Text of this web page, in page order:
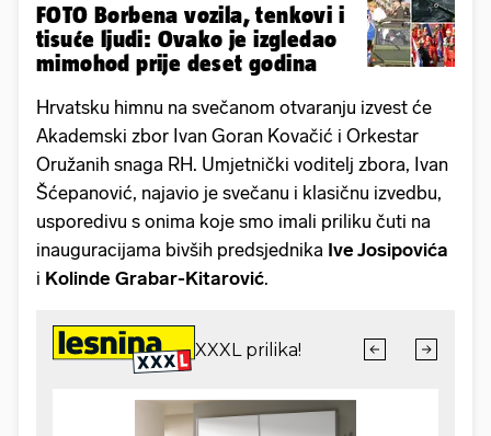
FOTO Borbena vozila, tenkovi i
tisuće ljudi: Ovako je izgledao
mimohod prije deset godina
Hrvatsku himnu na svečanom otvaranju izvest će
Akademski zbor Ivan Goran Kovačić i Orkestar
Oružanih snaga RH. Umjetnički voditelj zbora, Ivan
Šćepanović, najavio je svečanu i klasičnu izvedbu,
usporedivu s onima koje smo imali priliku čuti na
inauguracijama bivših predsjednika Ive Josipovića
i Kolinde Grabar-Kitarović.